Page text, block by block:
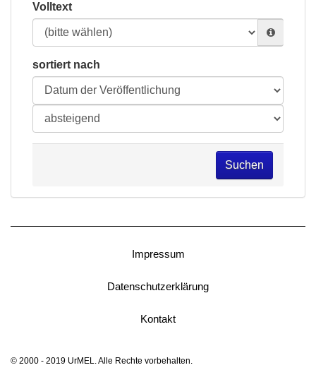
Volltext
sortiert nach
Suchen
Impressum
Datenschutzerklärung
Kontakt
© 2000 - 2019 UrMEL. Alle Rechte vorbehalten.